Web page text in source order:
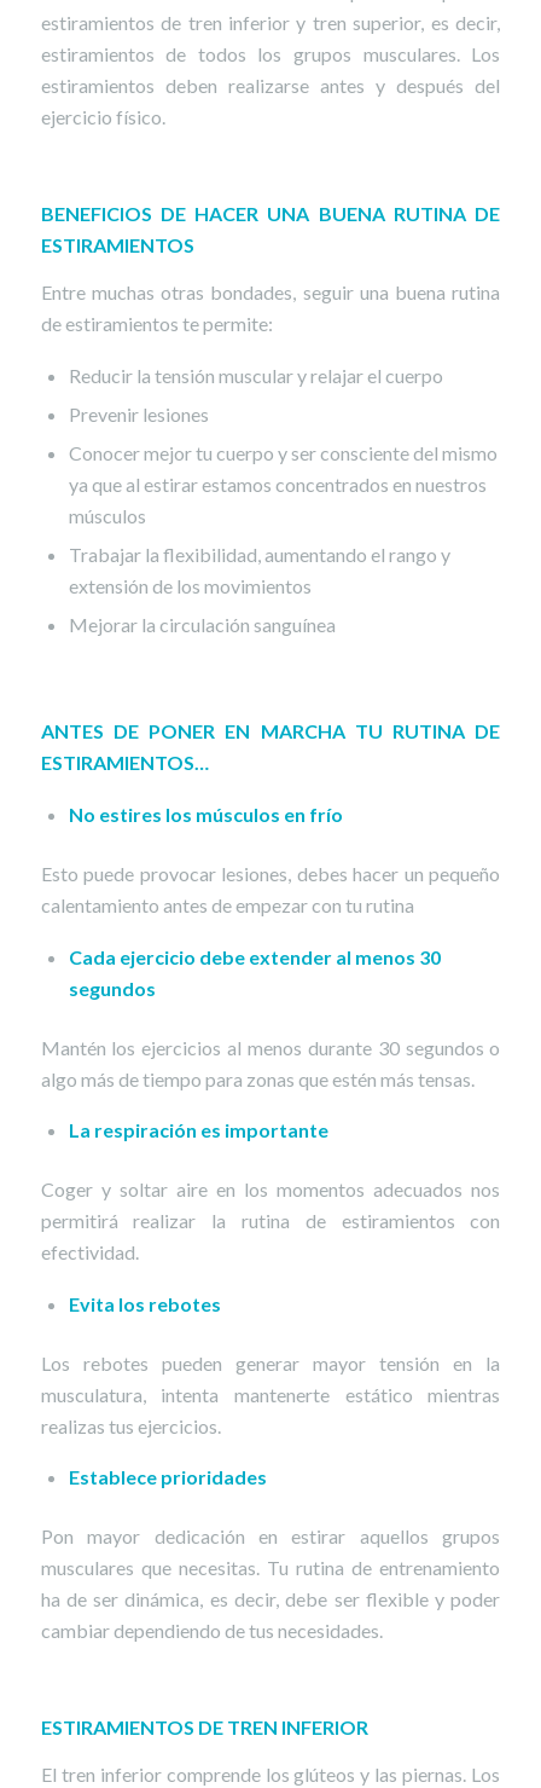
estiramientos de tren inferior y tren superior, es decir,
estiramientos de todos los grupos musculares. Los
estiramientos deben realizarse antes y después del
ejercicio físico.
BENEFICIOS DE HACER UNA BUENA RUTINA DE
ESTIRAMIENTOS
Entre muchas otras bondades, seguir una buena rutina
de estiramientos te permite:
Reducir la tensión muscular y relajar el cuerpo
Prevenir lesiones
Conocer mejor tu cuerpo y ser consciente del mismo
ya que al estirar estamos concentrados en nuestros
músculos
Trabajar la flexibilidad, aumentando el rango y
extensión de los movimientos
Mejorar la circulación sanguínea
ANTES DE PONER EN MARCHA TU RUTINA DE
ESTIRAMIENTOS…
No estires los músculos en frío
Esto puede provocar lesiones, debes hacer un pequeño
calentamiento antes de empezar con tu rutina
Cada ejercicio debe extender al menos 30
segundos
Mantén los ejercicios al menos durante 30 segundos o
algo más de tiempo para zonas que estén más tensas.
La respiración es importante
Coger y soltar aire en los momentos adecuados nos
permitirá realizar la rutina de estiramientos con
efectividad.
Evita los rebotes
Los rebotes pueden generar mayor tensión en la
musculatura, intenta mantenerte estático mientras
realizas tus ejercicios.
Establece prioridades
Pon mayor dedicación en estirar aquellos grupos
musculares que necesitas. Tu rutina de entrenamiento
ha de ser dinámica, es decir, debe ser flexible y poder
cambiar dependiendo de tus necesidades.
ESTIRAMIENTOS DE TREN INFERIOR
El tren inferior comprende los glúteos y las piernas. Los